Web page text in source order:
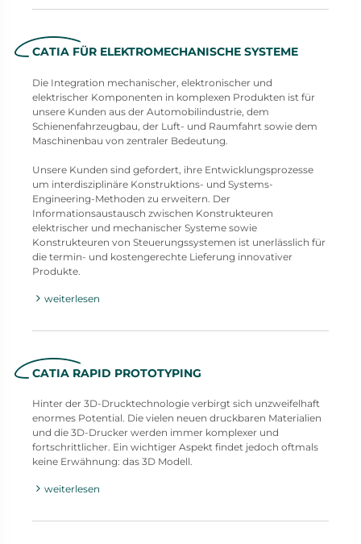
CATIA FÜR ELEKTROMECHANISCHE SYSTEME
Die Integration mechanischer, elektronischer und
elektrischer Komponenten in komplexen Produkten ist für
unsere Kunden aus der Automobilindustrie, dem
Schienenfahrzeugbau, der Luft- und Raumfahrt sowie dem
Maschinenbau von zentraler Bedeutung.
Unsere Kunden sind gefordert, ihre Entwicklungsprozesse
um interdisziplinäre Konstruktions- und Systems-
Engineering-Methoden zu erweitern. Der
Informationsaustausch zwischen Konstrukteuren
elektrischer und mechanischer Systeme sowie
Konstrukteuren von Steuerungssystemen ist unerlässlich für
die termin- und kostengerechte Lieferung innovativer
Produkte.
weiterlesen
CATIA RAPID PROTOTYPING
Hinter der 3D-Drucktechnologie verbirgt sich unzweifelhaft
enormes Potential. Die vielen neuen druckbaren Materialien
und die 3D-Drucker werden immer komplexer und
fortschrittlicher. Ein wichtiger Aspekt findet jedoch oftmals
keine Erwähnung: das 3D Modell.
weiterlesen